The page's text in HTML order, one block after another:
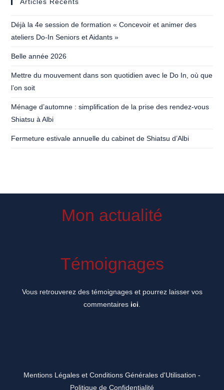
Déjà la 4e session de formation « Concevoir et animer des
ateliers Do-In Seniors et Aidants »
Belle année 2026
Mettre du mouvement dans son quotidien avec le Do In, où que
l’on soit
Ménage d’automne : simplification de la prise des rendez-vous
Shiatsu à Albi
Fermeture estivale annuelle du cabinet de Shiatsu d’Albi
Mon actualité
Témoignages
Vous retrouverez des témoignages et pourrez laisser vos
commentaires ici
Mentions Légales et Conditions Générales d'Utilisation -
Politique de Confidentialité